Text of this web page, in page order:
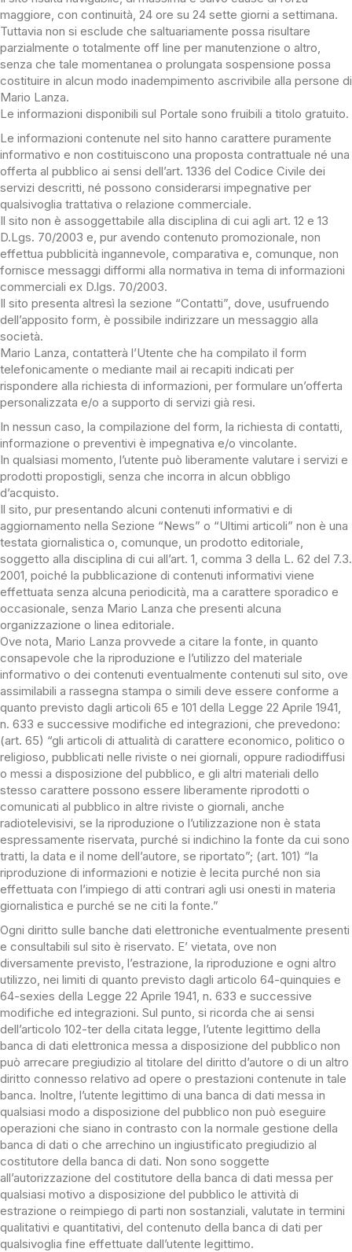
maggiore, con continuità, 24 ore su 24 sette giorni a settimana.
Tuttavia non si esclude che saltuariamente possa risultare
parzialmente o totalmente off line per manutenzione o altro,
senza che tale momentanea o prolungata sospensione possa
costituire in alcun modo inadempimento ascrivibile alla persone di
Mario Lanza.
Le informazioni disponibili sul Portale sono fruibili a titolo gratuito.
Le informazioni contenute nel sito hanno carattere puramente
informativo e non costituiscono una proposta contrattuale né una
offerta al pubblico ai sensi dell’art. 1336 del Codice Civile dei
servizi descritti, né possono considerarsi impegnative per
qualsivoglia trattativa o relazione commerciale.
Il sito non è assoggettabile alla disciplina di cui agli art. 12 e 13
D.Lgs. 70/2003 e, pur avendo contenuto promozionale, non
effettua pubblicità ingannevole, comparativa e, comunque, non
fornisce messaggi difformi alla normativa in tema di informazioni
commerciali ex D.lgs. 70/2003.
Il sito presenta altresì la sezione “Contatti”, dove, usufruendo
dell’apposito form, è possibile indirizzare un messaggio alla
società.
Mario Lanza, contatterà l’Utente che ha compilato il form
telefonicamente o mediante mail ai recapiti indicati per
rispondere alla richiesta di informazioni, per formulare un’offerta
personalizzata e/o a supporto di servizi già resi.
In nessun caso, la compilazione del form, la richiesta di contatti,
informazione o preventivi è impegnativa e/o vincolante.
In qualsiasi momento, l’utente può liberamente valutare i servizi e
prodotti propostigli, senza che incorra in alcun obbligo
d’acquisto.
Il sito, pur presentando alcuni contenuti informativi e di
aggiornamento nella Sezione “News” o “Ultimi articoli” non è una
testata giornalistica o, comunque, un prodotto editoriale,
soggetto alla disciplina di cui all’art. 1, comma 3 della L. 62 del 7.3.
2001, poiché la pubblicazione di contenuti informativi viene
effettuata senza alcuna periodicità, ma a carattere sporadico e
occasionale, senza Mario Lanza che presenti alcuna
organizzazione o linea editoriale.
Ove nota, Mario Lanza provvede a citare la fonte, in quanto
consapevole che la riproduzione e l’utilizzo del materiale
informativo o dei contenuti eventualmente contenuti sul sito, ove
assimilabili a rassegna stampa o simili deve essere conforme a
quanto previsto dagli articoli 65 e 101 della Legge 22 Aprile 1941,
n. 633 e successive modifiche ed integrazioni, che prevedono:
(art. 65) “gli articoli di attualità di carattere economico, politico o
religioso, pubblicati nelle riviste o nei giornali, oppure radiodiffusi
o messi a disposizione del pubblico, e gli altri materiali dello
stesso carattere possono essere liberamente riprodotti o
comunicati al pubblico in altre riviste o giornali, anche
radiotelevisivi, se la riproduzione o l’utilizzazione non è stata
espressamente riservata, purché si indichino la fonte da cui sono
tratti, la data e il nome dell’autore, se riportato”; (art. 101) “la
riproduzione di informazioni e notizie è lecita purché non sia
effettuata con l’impiego di atti contrari agli usi onesti in materia
giornalistica e purché se ne citi la fonte.”
Ogni diritto sulle banche dati elettroniche eventualmente presenti
e consultabili sul sito è riservato. E’ vietata, ove non
diversamente previsto, l’estrazione, la riproduzione e ogni altro
utilizzo, nei limiti di quanto previsto dagli articolo 64-quinquies e
64-sexies della Legge 22 Aprile 1941, n. 633 e successive
modifiche ed integrazioni. Sul punto, si ricorda che ai sensi
dell’articolo 102-ter della citata legge, l’utente legittimo della
banca di dati elettronica messa a disposizione del pubblico non
può arrecare pregiudizio al titolare del diritto d’autore o di un altro
diritto connesso relativo ad opere o prestazioni contenute in tale
banca. Inoltre, l’utente legittimo di una banca di dati messa in
qualsiasi modo a disposizione del pubblico non può eseguire
operazioni che siano in contrasto con la normale gestione della
banca di dati o che arrechino un ingiustificato pregiudizio al
costitutore della banca di dati. Non sono soggette
all’autorizzazione del costitutore della banca di dati messa per
qualsiasi motivo a disposizione del pubblico le attività di
estrazione o reimpiego di parti non sostanziali, valutate in termini
qualitativi e quantitativi, del contenuto della banca di dati per
qualsivoglia fine effettuate dall’utente legittimo.